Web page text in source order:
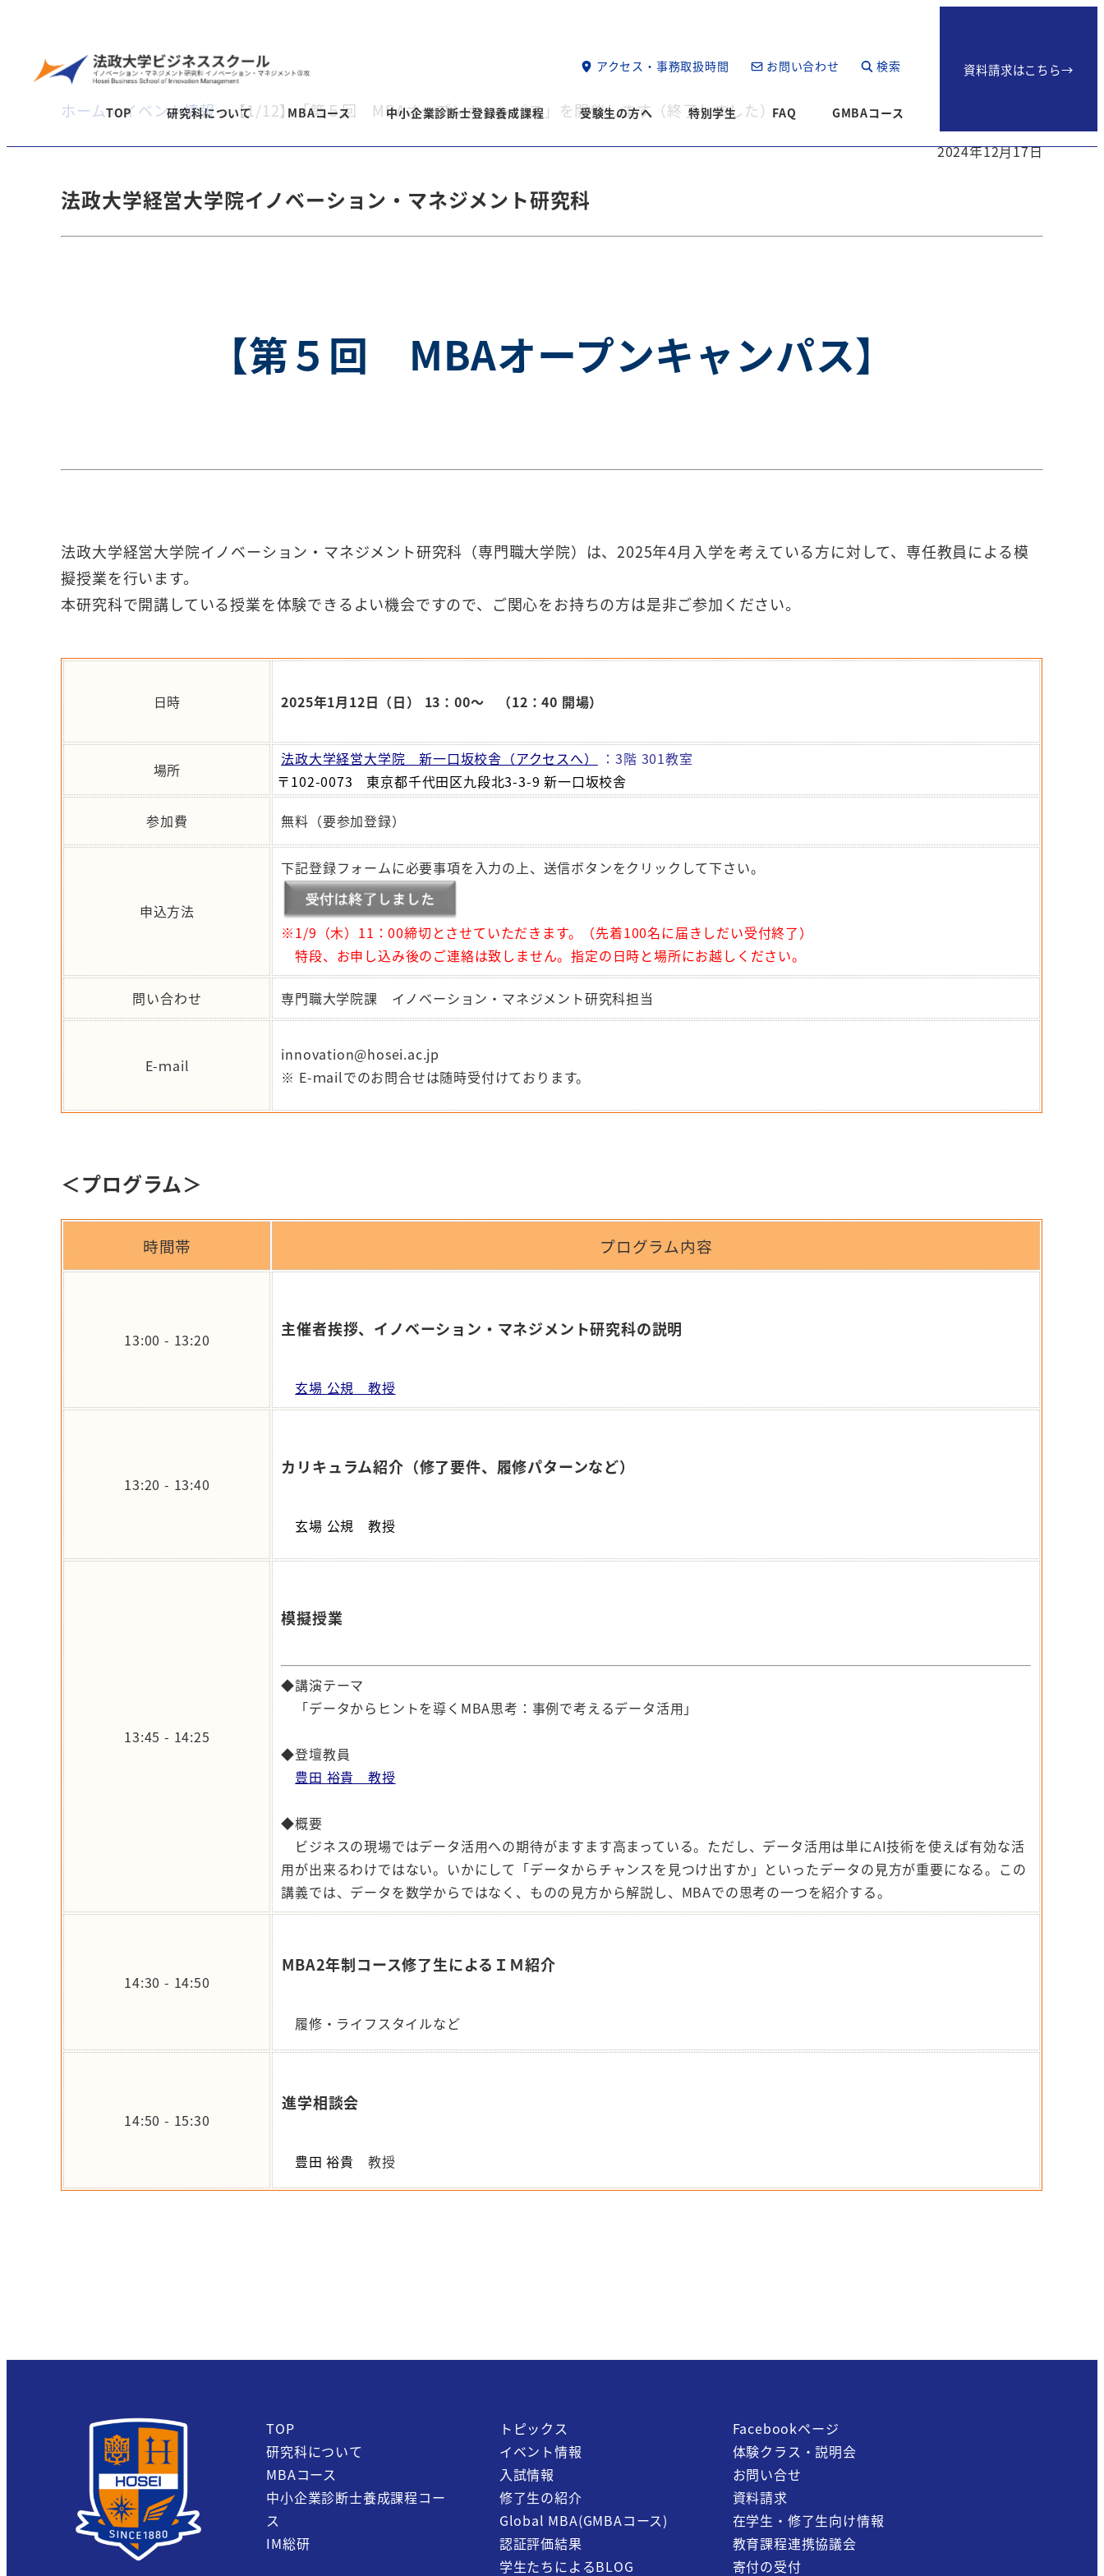
テ
資料請求はこちら→
アクセス・事務取扱時間 お問い合わせ 検索
TOP 研究科について MBAコース 中小企業診断士登録養成課程 受験生の方へ 特別学生 FAQ GMBAコース
ホーム» イベント情報 »【1/12】「第５回 MBAオープンキャンパス」を開催します（終了しました）
2024年12月17日
法政大学経営大学院イノベーション・マネジメント研究科
【第５回 MBAオープンキャンパス】
法政大学経営大学院イノベーション・マネジメント研究科（専門職大学院）は、2025年4月入学を考えている方に対して、専任教員による模
擬授業を行います。
本研究科で開講している授業を体験できるよい機会ですので、ご関心をお持ちの方は是非ご参加ください。
日時 2025年1月12日（日） 13：00～ （12：40 開場）
場所
法政大学経営大学院 新一口坂校舎（アクセスへ）
：3階 301教室
〒102-0073 東京都千代田区九段北3-3-9 新一口坂校舎
参加費
無料（要参加登録）
申込方法
下記登録フォームに必要事項を入力の上、送信ボタンをクリックして下さい。
※1/9（木）11：00締切とさせていただきます。（先着100名に届きしだい受付終了）
特段、お申し込み後のご連絡は致しません。指定の日時と場所にお越しください。
問い合わせ 専門職大学院課 イノベーション・マネジメント研究科担当
E-ｍail
innovation@hosei.ac.jp
※ E-ｍailでのお問合せは随時受付けております。
＜プログラム＞
時間帯 プログラム内容
13:00 - 13:20
主催者挨拶、イノベーション・マネジメント研究科の説明
玄場 公規 教授
13:20 - 13:40
カリキュラム紹介（修了要件、履修パターンなど）
玄場 公規 教授
13:45 - 14:25
模擬授業
◆講演テーマ
「データからヒントを導くMBA思考： 事例で考えるデータ活用」
◆登壇教員
豊田 裕貴 教授
◆概要
ビジネスの現場ではデータ活用への期待がますます高まっている。 ただし、 データ活用は単にAI技術を使えば有効な活
用が出来るわけではない。いかにして「データからチャンスを見つけ出すか」 といったデータの見方が重要になる。この
講義では、 データを数学からではなく、ものの見方から解説し、 MBAでの思考の一つを紹介する。
14:30 - 14:50
MBA2年制コース修了生によるＩＭ紹介
履修・ライフスタイルなど
14:50 - 15:30
進学相談会
豊田 裕貴 教授
TOP
研究科について
MBAコース
中小企業診断士養成課程コー
ス
IM総研
トピックス
イベント情報
入試情報
修了生の紹介
Global MBA(GMBAコース)
認証評価結果
学生たちによるBLOG
Facebookページ
体験クラス・説明会
お問い合せ
資料請求
在学生・修了生向け情報
教育課程連携協議会
寄付の受付